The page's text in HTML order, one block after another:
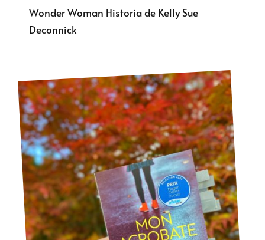
Wonder Woman Historia de Kelly Sue
Deconnick